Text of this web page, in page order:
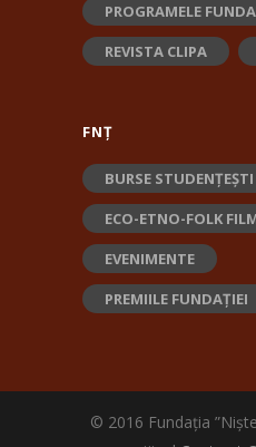
PROGRAMELE
REVISTA CLIPA
FNȚ
BURSE STUDENȚEȘTI
ECO-ETNO-FOLK
EVENIMENTE
PREMIILE FUNDAȚIEI
© 2016 Fundația